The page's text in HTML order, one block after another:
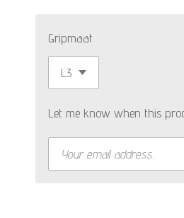
Gripmaat
Let me know when this